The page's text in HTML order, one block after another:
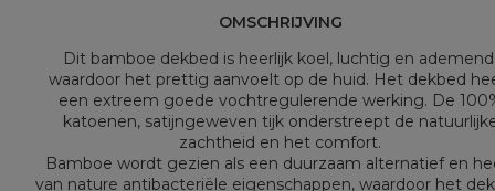
OMSCHRIJVING
Dit bamboe dekbed is heerlijk koel, luchtig en
waardoor het prettig aanvoelt op de huid. Het dekbed
een extreem goede vochtregulerende werking. De
katoenen, satijngeweven tijk onderstreept de
zachtheid en het comfort.
Bamboe wordt gezien als een duurzaam alternatief en
van nature antibacteriële eigenschappen, waardoor het